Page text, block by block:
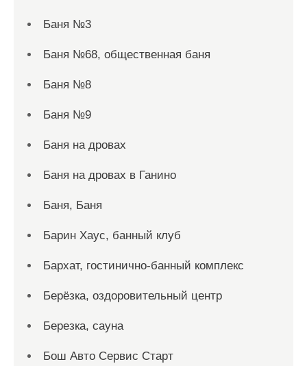
Баня №3
Баня №68, общественная баня
Баня №8
Баня №9
Баня на дровах
Баня на дровах в Ганино
Баня, Баня
Барин Хаус, банный клуб
Бархат, гостинично-банный комплекс
Берёзка, оздоровительный центр
Березка, сауна
Бош Авто Сервис Старт